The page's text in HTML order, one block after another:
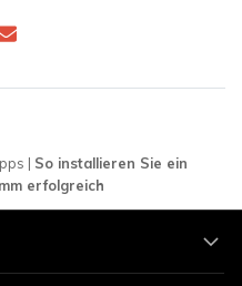
| So installieren Sie ein
erfolgreich